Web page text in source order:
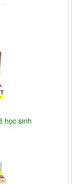
học sinh